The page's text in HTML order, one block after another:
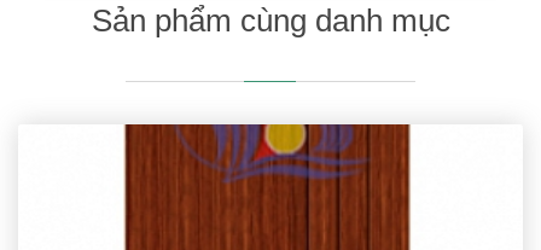
Sản phẩm cùng danh mục